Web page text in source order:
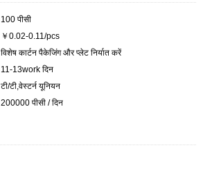
100 पीसी
￥0.02-0.11/pcs
विशेष कार्टन पैकेजिंग और प्लेट निर्यात करें
11-13work दिन
टी/टी,वेस्टर्न यूनियन
200000 पीसी / दिन